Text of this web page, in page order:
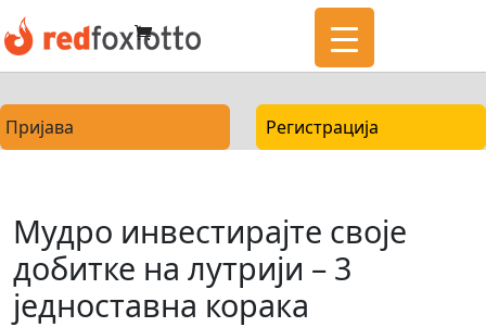
Пријава Регистрација
Мудро инвестирајте своје
добитке на лутрији – 3
једноставна корака